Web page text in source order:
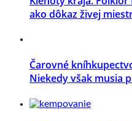
ako dôkaz živej
Čarovné
Niekedy však musia